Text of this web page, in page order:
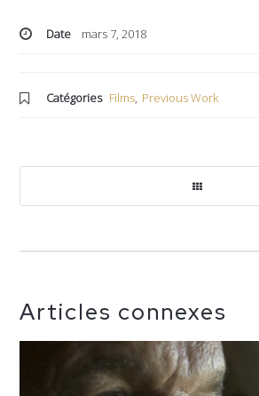
Date mars 7, 2018
Catégories Films, Previous Work
Articles connexes